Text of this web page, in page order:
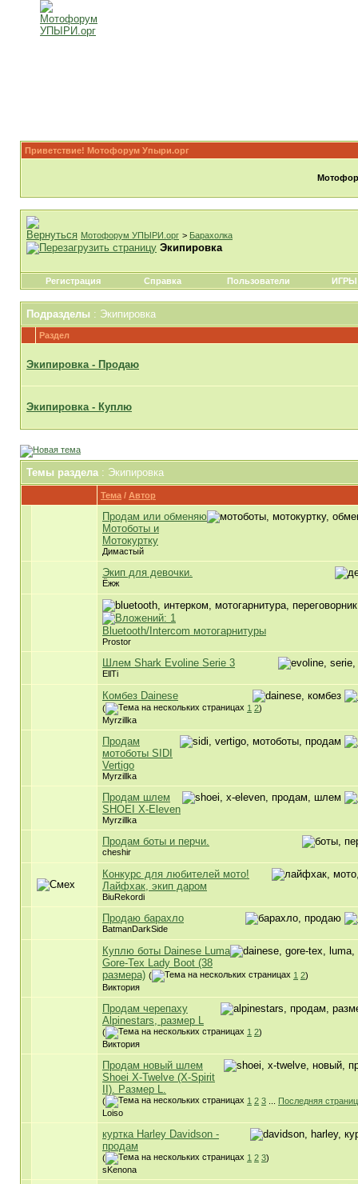
Приветствие! Мотофорум Упыри.орг
Мотофорум УПЫРИ.орг > Барахолка
Экипировка
Регистрация Справка Пользователи ИГРЫ
Подразделы : Экипировка
Раздел
Экипировка - Продаю
Экипировка - Куплю
Темы раздела: Экипировка
Тема / Автор
Продам или обменяю
Мотоботы и
Мотокуртку
Димастый
Экип для девочки.
Ёжж
Bluetooth/Intercom мотогарнитуры
Prostor
Шлем Shark Evoline Serie 3
EllTi
Комбез Dainese
( 1 2)
Myrzillka
Продам
мотоботы SIDI
Vertigo
Myrzillka
Продам шлем
SHOEI X-Eleven
Myrzillka
Продам боты и перчи.
cheshir
Конкурс для любителей мото!
Лайфхак, экип даром
BiuRekordi
Продаю барахло
BatmanDarkSide
Куплю боты Dainese Luma
Gore-Tex Lady Boot (38
размера) ( 1 2)
Виктория
Продам черепаху
Alpinestars, размер L
( 1 2)
Виктория
Продам новый шлем
Shoei X-Twelve (X-Spirit
II). Размер L.
( 1 2 3
Последняя
Loiso
куртка Harley Davidson -
продам
( 1 2 3)
sKenona